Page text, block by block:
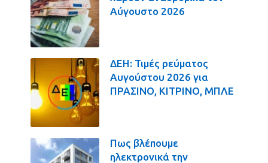
Αύγουστο 2026
ΔΕΗ: Τιμές ρεύματος
Αυγούστου 2026 για
ΠΡΑΣΙΝΟ, ΚΙΤΡΙΝΟ, ΜΠΛΕ
Πως βλέπουμε
ηλεκτρονικά την